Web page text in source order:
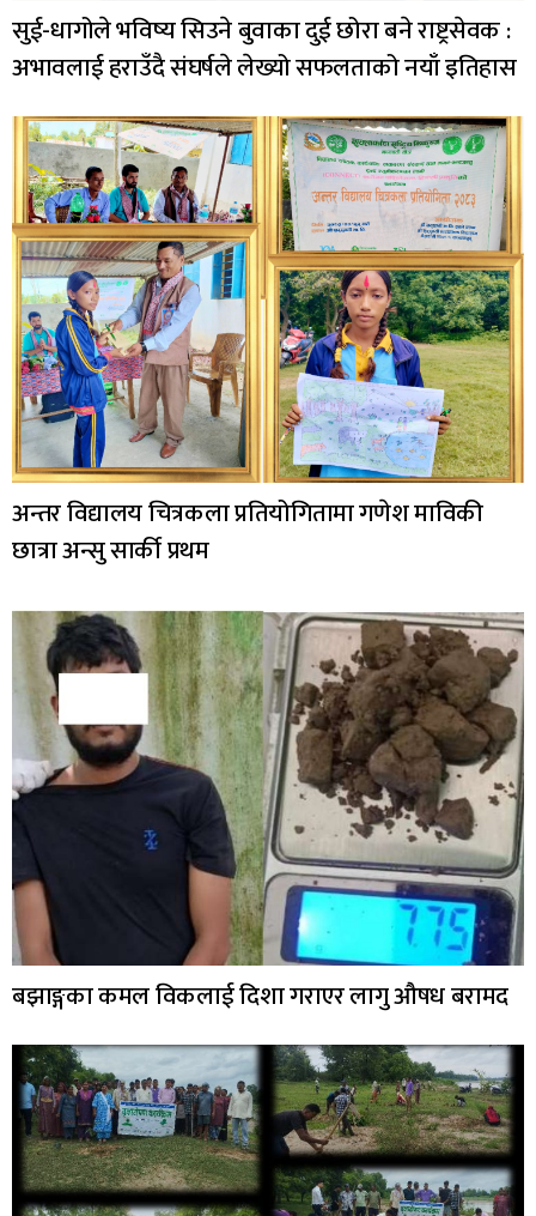
सुई-धागोले भविष्य सिउने बुवाका दुई छोरा बने राष्ट्रसेवक :
अभावलाई हराउँदै संघर्षले लेख्यो सफलताको नयाँ इतिहास
अन्तर विद्यालय चित्रकला प्रतियोगितामा गणेश माविकी
छात्रा अन्सु सार्की प्रथम
बझाङ्गका कमल विकलाई दिशा गराएर लागु औषध बरामद